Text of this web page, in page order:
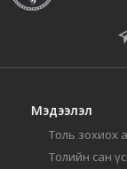
Мэдээлэл
Толь зохиох
Толийн сан